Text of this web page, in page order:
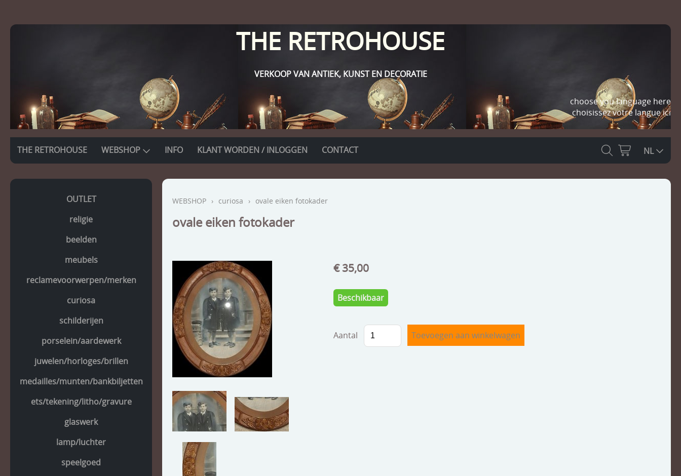
THE RETROHOUSE
VERKOOP VAN ANTIEK, KUNST EN DECORATIE
choose you language here
choisissez votre langue ici
THE RETROHOUSE WEBSHOP INFO KLANT WORDEN / INLOGGEN CONTACT NL
OUTLET
religie
beelden
meubels
reclamevoorwerpen/merken
curiosa
schilderijen
porselein/aardewerk
juwelen/horloges/brillen
medailles/munten/bankbiljetten
ets/tekening/litho/gravure
glaswerk
lamp/luchter
speelgoed
WEBSHOP › curiosa › ovale eiken fotokader
ovale eiken fotokader
€ 35,00
Beschikbaar
Aantal